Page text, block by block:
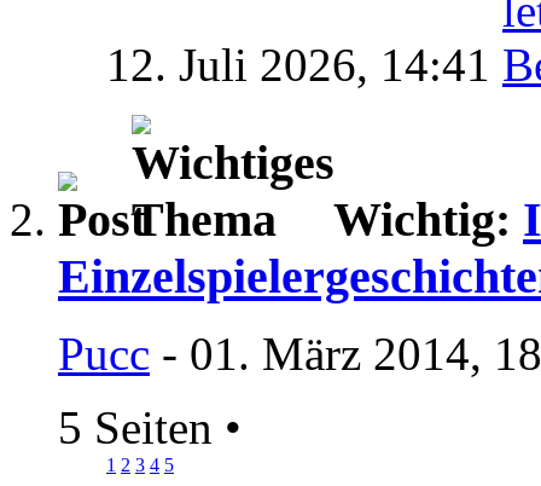
12. Juli 2026, 14:41
Wichtig:
Pucc - 01. März 2014,
5 Seiten •
1 2 3 4 5